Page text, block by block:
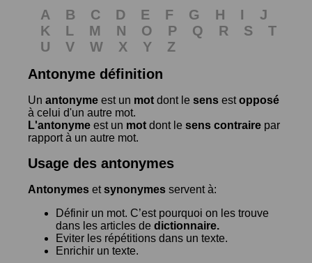
A B C D E F G H I
J
K
L M N O P Q R S
T
U
V W X Y
Z
Antonyme définition
Un antonyme est un mot dont le sens estopposé
à celui d'un autre mot.
L'antonyme est un mot dont le sens contraire par
rapport à un autre mot.
Usage des antonymes
Antonymes etsynonymes servent à:
Définir un mot. C’est pourquoi on les trouve
dans les articles de dictionnaire.
Eviter les répétitions dans un texte.
Enrichir un texte.